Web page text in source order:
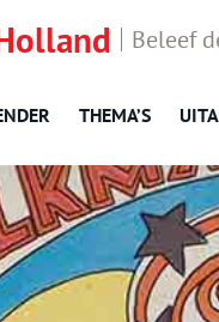
Beleef
THEMA’S